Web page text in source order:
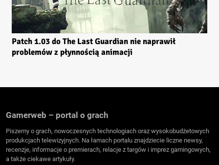
Patch 1.03 do The Last Guardian nie naprawił
problemów z płynnością animacji
Gamerweb – portal o grach
Piszemy o grach, nowoczesnych technologiach oraz wysokobudżetowych
produkcjach telewizyjnych. Na łamach portalu znajdziecie liczne newsy,
recenzje, informacje o premierach, relacje z targów i imprez gamingowych,
a także ciekawe artykuły.